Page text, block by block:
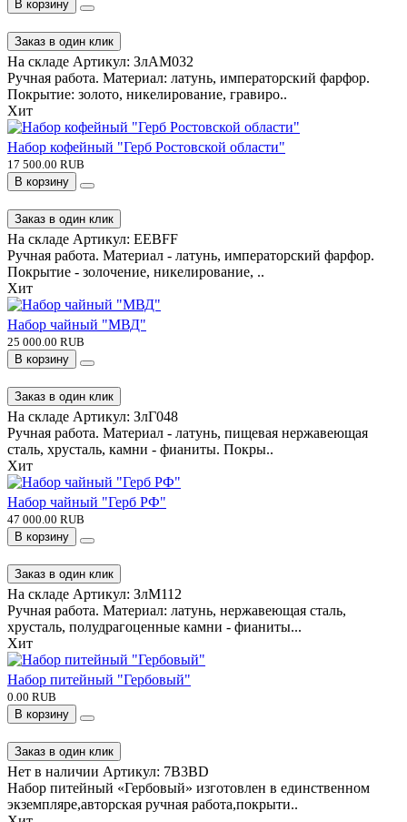
В корзину
Заказ в один клик
На складе Артикул: ЗлАМ032
Ручная работа. Материал: латунь, императорский фарфор.
Покрытие: золото, никелирование, гравиро..
Хит
Набор кофейный "Герб Ростовской области"
17 500.00 RUB
В корзину
Заказ в один клик
На складе Артикул: EEBFF
Ручная работа. Материал - латунь, императорский фарфор.
Покрытие - золочение, никелирование, ..
Хит
Набор чайный "МВД"
25 000.00 RUB
В корзину
Заказ в один клик
На складе Артикул: ЗлГ048
Ручная работа. Материал - латунь, пищевая нержавеющая
сталь, хрусталь, камни - фианиты. Покры..
Хит
Набор чайный "Герб РФ"
47 000.00 RUB
В корзину
Заказ в один клик
На складе Артикул: ЗлМ112
Ручная работа. Материал: латунь, нержавеющая сталь,
хрусталь, полудрагоценные камни - фианиты...
Хит
Набор питейный "Гербовый"
0.00 RUB
В корзину
Заказ в один клик
Нет в наличии Артикул: 7B3BD
Набор питейный «Гербовый» изготовлен в единственном
экземпляре,авторская ручная работа,покрыти..